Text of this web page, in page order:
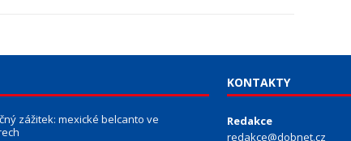
zážitek: mexické belcanto ve
KONTAKTY
Redakce
redakce@dobnet.cz